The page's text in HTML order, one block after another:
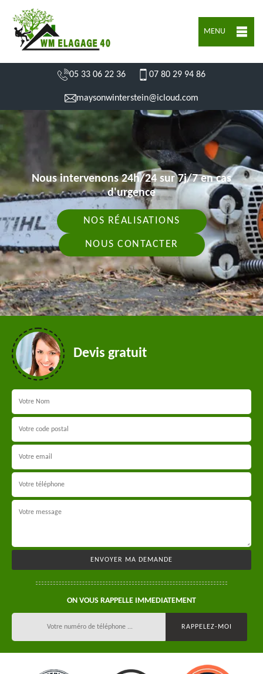
MENU
05 33 06 22 36 07 80 29 94 86
maysonwinterstein@icloud.com
Nous intervenons 24h/24 sur 7j/7 en cas
d'urgence
NOS RÉALISATIONS
NOUS CONTACTER
Devis gratuit
ON VOUS RAPPELLE IMMEDIATEMENT